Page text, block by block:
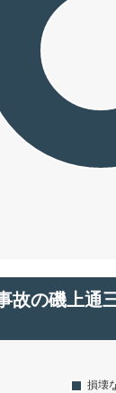
故の磯上通